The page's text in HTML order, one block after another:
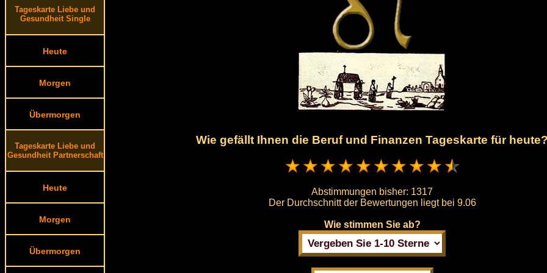
Tageskarte Liebe und
Gesundheit Single
Heute
Morgen
Übermorgen
Tageskarte Liebe und
Gesundheit Partnerschaft
Heute
Morgen
Übermorgen
Wie gefällt Ihnen die Beruf und Finanzen Tageskarte für
Abstimmungen bisher: 1317
Der Durchschnitt der Bewertungen liegt bei 9.06
Wie stimmen Sie ab?